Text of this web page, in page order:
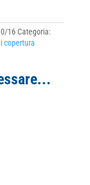
16 Categoria:
copertura